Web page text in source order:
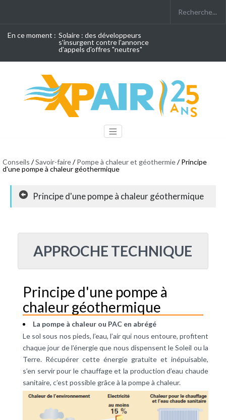
En ce moment : Solaire : des développeurs
s'insurgent contre l'annonce
d'appels d'offres "neutres"
Conseils /Savoir-faire/Pompe à chaleur et géothermie/ Principe
d'une pompe à chaleur géothermique
Principe d'une pompe à chaleur géothermique
APPROCHE TECHNIQUE
Principe d'une pompe à
chaleur géothermique
La pompe à chaleur ou PAC en abrégé
Le sol sous nos pieds, l’eau, l’air qui nous entoure, profitent
chaque jour de l’énergie que nous dispensent le Soleil ou la
Terre. Récupérer cette énergie gratuite et inépuisable,
s’en servir pour le chauffageet la production d’eau chaude
sanitaire, c’est possible grâce à la pompe à chaleur.